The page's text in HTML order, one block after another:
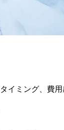
イミング、費用